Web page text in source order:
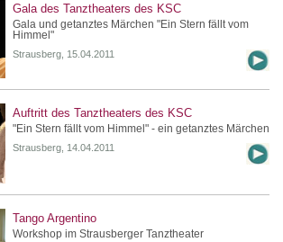
Gala des Tanztheaters des KSC
Gala und getanztes Märchen "Ein Stern fällt vom
Himmel"
Strausberg, 15.04.2011
Auftritt des Tanztheaters des KSC
"Ein Stern fällt vom Himmel" - ein getanztes Märchen
Strausberg, 14.04.2011
Tango Argentino
Workshop im Strausberger Tanztheater